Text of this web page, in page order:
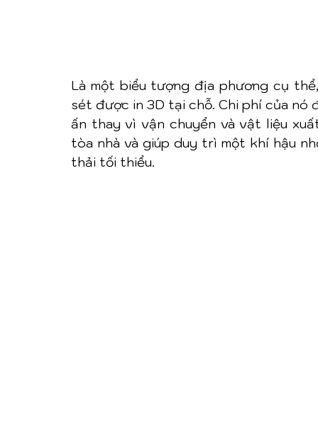
Là một biểu tượng địa phương cụ
sét được in 3D tại chỗ. Chi phí của nó
ấn thay vì vận chuyển và vật liệu
tòa nhà và giúp duy trì một khí hậu
thải tối thiểu.